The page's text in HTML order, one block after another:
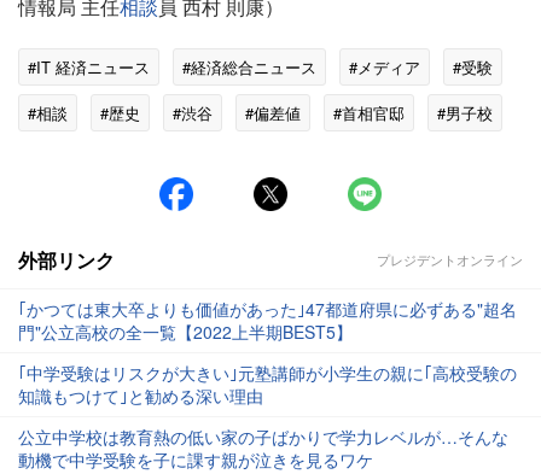
情報局 主任相談員 西村 則康）
#IT 経済ニュース #経済総合ニュース #メディア
#受験
#相談
#歴史 #渋谷 #偏差値 #首相官邸 #男子校
外部リンク プレジデントオンライン
｢かつては東大卒よりも価値があった｣47都道府県に必ずある"超名
門"公立高校の全一覧【2022上半期BEST5】
｢中学受験はリスクが大きい｣元塾講師が小学生の親に｢高校受験の
知識もつけて｣と勧める深い理由
公立中学校は教育熱の低い家の子ばかりで学力レベルが…そんな
動機で中学受験を子に課す親が泣きを見るワケ